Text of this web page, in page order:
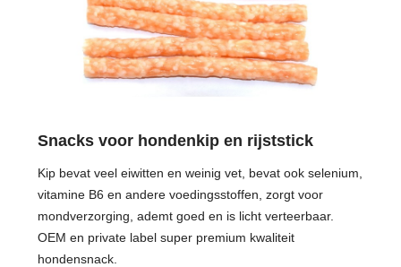
Snacks voor hondenkip en rijststick
Kip bevat veel eiwitten en weinig vet, bevat ook selenium,
vitamine B6 en andere voedingsstoffen, zorgt voor
mondverzorging, ademt goed en is licht verteerbaar.
OEM en private label super premium kwaliteit
hondensnack.